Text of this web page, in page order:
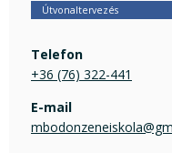
Útvonaltervezés
Telefon
+36 (76) 322-441
E-mail